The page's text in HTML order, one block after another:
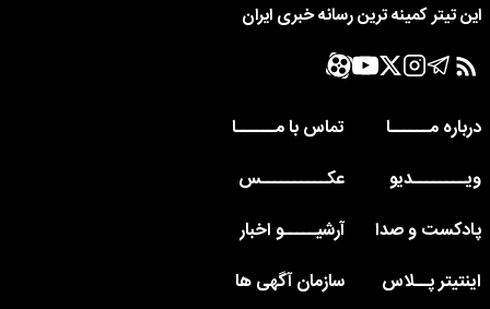
این تیتر کمینه ترین رسانه خبری ایران
درباره مــــــا
تماس با مــــــا
ویــــــــدیو
عکــــــــــس
پادکست و صدا
آرشیـــــو اخبار
اینتیتر پــلاس
سازمان آگهی ها